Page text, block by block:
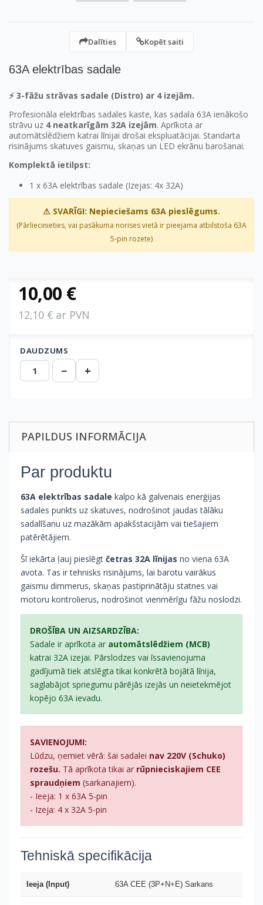
Dalīties Kopēt saiti
63A elektrības sadale
⚡ 3-fāžu strāvas sadale (Distro) ar 4 izejām.
Profesionāla elektrības sadales kaste, kas sadala 63A ienākošo
strāvu uz 4 neatkarīgām 32A izejām. Aprīkota ar
automātslēdžiem katrai līnijai drošai ekspluatācijai. Standarta
risinājums skatuves gaismu, skaņas un LED ekrānu barošanai.
Komplektā ietilpst:
1 x 63A elektrības sadale (Izejas: 4x 32A)
⚠ SVARĪGI: Nepieciešams 63A pieslēgums.
(Pārliecinieties, vai pasākuma norises vietā ir pieejama atbilstoša 63A
5-pin rozete)
10,00 €
12,10 € ar PVN
DAUDZUMS
− +
PAPILDUS INFORMĀCIJA
Par produktu
63A elektrības sadale kalpo kā galvenais enerģijas
sadales punkts uz skatuves, nodrošinot jaudas tālāku
sadalīšanu uz mazākām apakšstacijām vai tiešajiem
patērētājiem.
Šī iekārta ļauj pieslēgt četras 32A līnijas no viena 63A
avota. Tas ir tehnisks risinājums, lai barotu vairākus
gaismu dimmerus, skaņas pastiprinātāju statnes vai
motoru kontrolierus, nodrošinot vienmērīgu fāžu noslodzi.
DROŠĪBA UN AIZSARDZĪBA:
Sadale ir aprīkota ar automātslēdžiem (MCB)
katrai 32A izejai. Pārslodzes vai īssavienojuma
gadījumā tiek atslēgta tikai konkrētā bojātā līnija,
saglabājot spriegumu pārējās izejās un neietekmējot
kopējo 63A ievadu.
SAVIENOJUMI:
Lūdzu, ņemiet vērā: šai sadalei nav 220V (Schuko)
rozešu. Tā aprīkota tikai ar rūpnieciskajiem CEE
spraudņiem (sarkanajiem).
- Ieeja: 1 x 63A 5-pin
- Izeja: 4 x 32A 5-pin
Tehniskā specifikācija
Ieeja (Input) 63A CEE (3P+N+E) Sarkans